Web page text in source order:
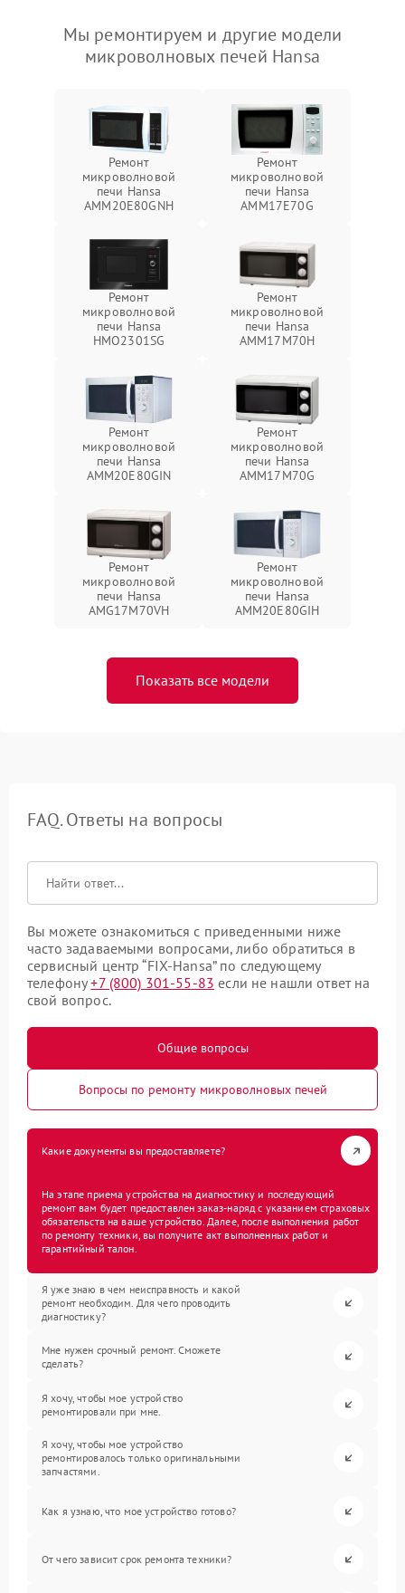
Мы ремонтируем и другие модели
микроволновых печей Hansa
Ремонт
микроволновой
печи Hansa
AMM20E80GNH
Ремонт
микроволновой
печи Hansa
AMM17E70G
Ремонт
микроволновой
печи Hansa
HMO2301SG
Ремонт
микроволновой
печи Hansa
AMM17M70H
Ремонт
микроволновой
печи Hansa
AMM20E80GIN
Ремонт
микроволновой
печи Hansa
AMM17M70G
Ремонт
микроволновой
печи Hansa
AMG17M70VH
Ремонт
микроволновой
печи Hansa
AMM20E80GIH
Показать все модели
FAQ. Ответы на вопросы
Вы можете ознакомиться с приведенными ниже
часто задаваемыми вопросами, либо обратиться в
сервисный центр “FIX-Hansa” по следующему
телефону+7 (800) 301-55-83 если не нашли ответ на
свой вопрос.
Общие вопросы
Вопросы по ремонту микроволновых печей
Какие документы вы предоставляете?
На этапе приема устройства на диагностику и последующий
ремонт вам будет предоставлен заказ-наряд с указанием страховых
обязательств на ваше устройство. Далее, после выполнения работ
по ремонту техники, вы получите акт выполненных работ и
гарантийный талон.
Я уже знаю в чем неисправность и какой
ремонт необходим. Для чего проводить
диагностику?
Мне нужен срочный ремонт. Сможете
сделать?
Я хочу, чтобы мое устройство
ремонтировали при мне.
Я хочу, чтобы мое устройство
ремонтировалось только оригинальными
запчастями.
Как я узнаю, что мое устройство готово?
От чего зависит срок ремонта техники?